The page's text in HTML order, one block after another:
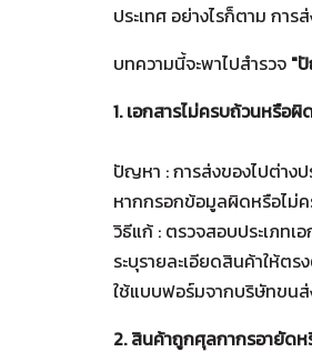
ประเทศ อย่างไรก็ตาม กา
บทความนี้จะพาไปสำรวจ "
1. เอกสารไม่ครบถ้วนหรือผิ
ปัญหา : การส่งของไปต่าง
หากกรอกข้อมูลผิดหรือไม่
วิธีแก้ : ตรวจสอบประเภทเ
ระบุรายละเอียดสินค้าให้ต
ใช้แบบฟอร์มจากบริษัทขน
2. สินค้าถูกศุลกากรอายัด